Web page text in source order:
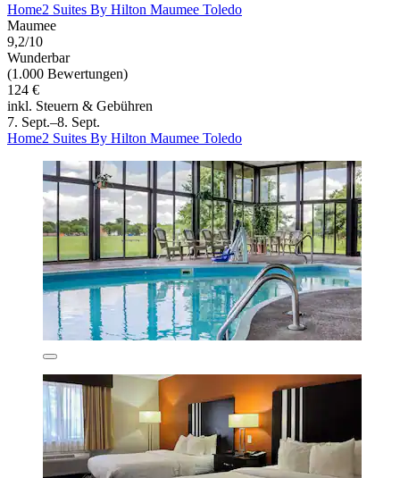
Home2 Suites By Hilton Maumee Toledo
Maumee
9,2/10
Wunderbar
(1.000 Bewertungen)
124 €
inkl. Steuern & Gebühren
7. Sept.–8. Sept.
Home2 Suites By Hilton Maumee Toledo